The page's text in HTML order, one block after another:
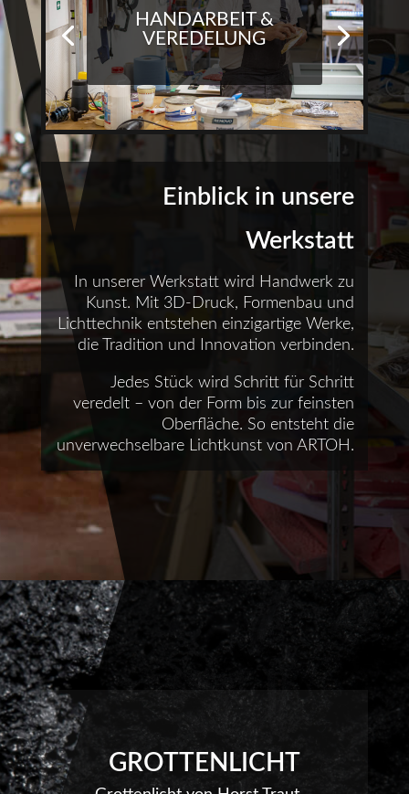
HANDARBEIT &
VEREDELUNG
Einblick in unsere
Werkstatt
In unserer Werkstatt wird Handwerk zu
Kunst. Mit 3D-Druck, Formenbau und
Lichttechnik entstehen einzigartige Werke,
die Tradition und Innovation verbinden.
Jedes Stück wird Schritt für Schritt
veredelt – von der Form bis zur feinsten
Oberfläche. So entsteht die
unverwechselbare Lichtkunst von ARTOH.
GROTTENLICHT